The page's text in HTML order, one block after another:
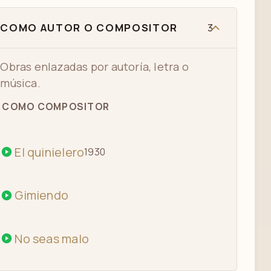
(TANGO). CORTO DE 1930, FRAGMENTO
ROSITA - NO SEAS MALO
COMO AUTOR O COMPOSITOR 3
Obras enlazadas por autoría, letra o
música.
COMO COMPOSITOR
El quinielero1930
Gimiendo
No seas malo